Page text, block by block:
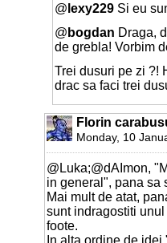
@ lexy229 Si eu
@ bogdan Draga,
de grebla! Vorbim
Trei dusuri pe zi ?!
drac sa faci trei
Florin
Monday, 10
@Luka;@dAImon,
in general", pana sa
Mai mult de atat,
sunt indragostiti
foote.
In alta ordine de